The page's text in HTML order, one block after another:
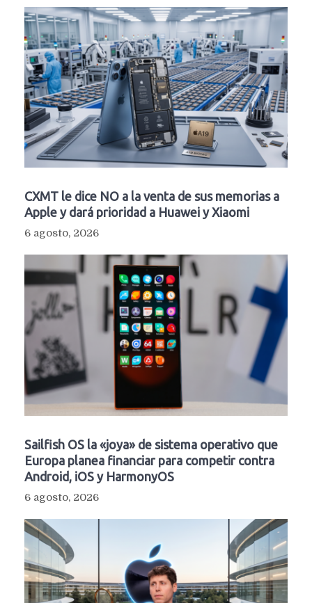
CXMT le dice NO a la venta de sus memorias a
Apple y dará prioridad a Huawei y Xiaomi
6 agosto, 2026
Sailfish OS la «joya» de sistema operativo que
Europa planea financiar para competir contra
Android, iOS y HarmonyOS
6 agosto, 2026